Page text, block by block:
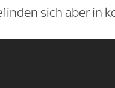
sich aber in